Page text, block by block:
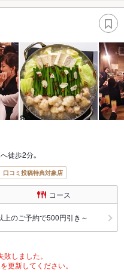
徒歩2分｡
口コミ投稿特典対象店
コース
のご予約で500円引き～
しました。
更新してください。